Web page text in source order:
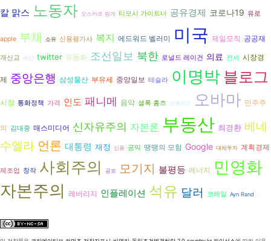
칼 맑스 노동자 오스카르 랑게 티모시 가이트너 공유경제 코로나19 유로
apple 부채 소유 신용평가사 복지 에드워드 벨러미 미국 제일모직 공공재
개신교 레닌 twitter 유동화 조선일보 북한 로널드 레이건 의료 전세 시장경
제 중앙은행 삼성물산 부유세 중앙일보 테슬라 이명박 블로그
시장 통화정책 가격 인도 패니메 음악 셜록 홈즈 신용카드 오바마 민주주
의 김대중 매스미디어 신자유주의 자본론 부동산 최경환 베네
수엘라 언론 대통령 재정 신용 공익 땡땡의 모험 Google 대체투자 계획경제
제조업 창작 사회주의 공포 모기지 불평등 에너지 민영화
자본주의 레버리지 인플레이션 석유 달러 코레일 Ayn Rand